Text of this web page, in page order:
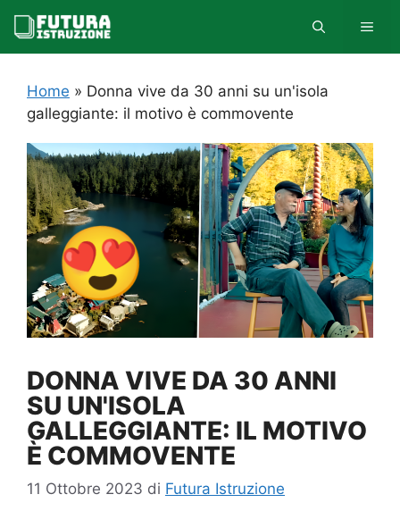
contenuto
Home » Donna vive da 30 anni su un'isola
galleggiante: il motivo è commovente
DONNA VIVE DA 30 ANNI
SU UN'ISOLA
GALLEGGIANTE: IL MOTIVO
È COMMOVENTE
11 Ottobre 2023 di Futura Istruzione